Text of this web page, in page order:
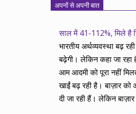
अपनों से अपनी बात
साल में 41-112%, मिले है
भारतीय अर्थव्यवस्था बढ़
बढ़ेगी। लेकिन कहा जा रहा
आम आदमी को पूरा नहीं
खाईं बढ़ रही है। बाज़ार
दी जा रही हैं। लेकिन